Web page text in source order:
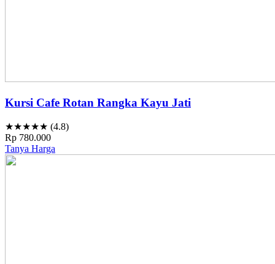
Kursi Cafe Rotan Rangka Kayu Jati
★★★★★ (4.8)
Rp 780.000
Tanya Harga